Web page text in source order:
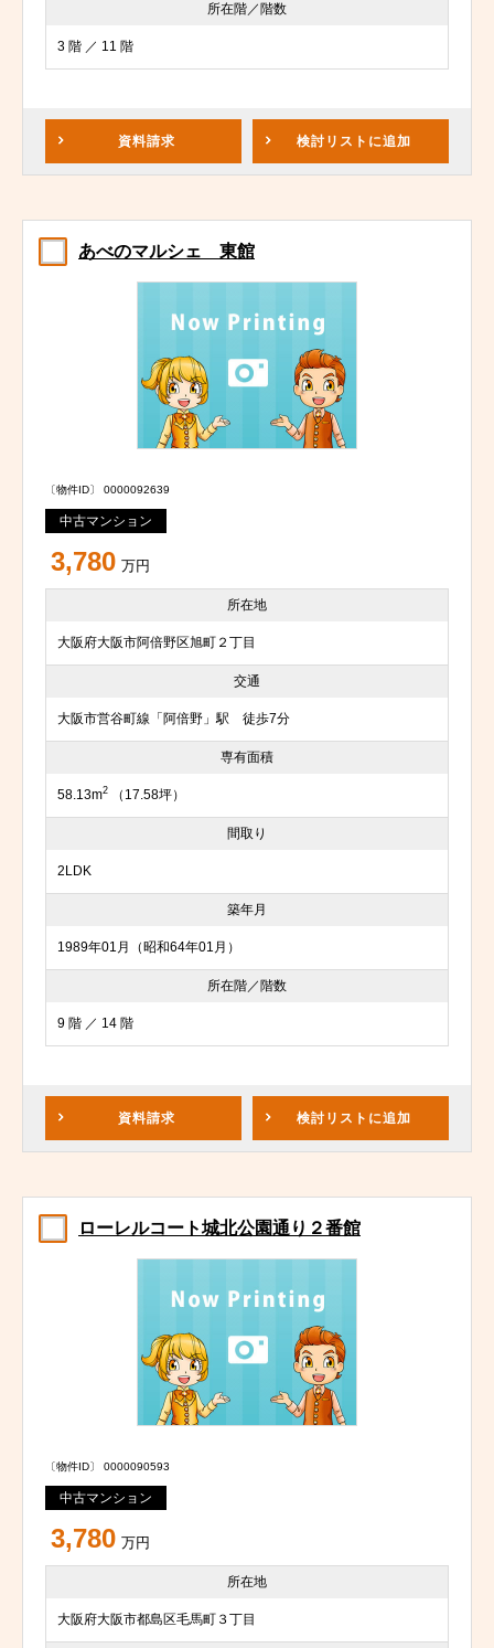
所在階／階数
3 階 ／ 11 階
資料請求 検討リスト に追加
あべのマルシェ 東館
〔物件ID〕 0000092639
中古マンション
3,780 万円
所在地
大阪府大阪市阿倍野区旭町２丁目
交通
大阪市営谷町線「阿倍野」駅 徒歩7分
専有面積
58.13m2 （17.58坪）
間取り
2LDK
築年月
1989年01月（昭和64年01月）
所在階／階数
9 階 ／ 14 階
資料請求 検討リスト に追加
ローレルコート城北公園通り２番館
〔物件ID〕 0000090593
中古マンション
3,780 万円
所在地
大阪府大阪市都島区毛馬町３丁目